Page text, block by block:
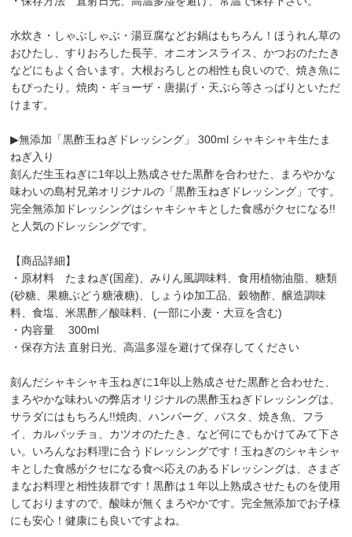
水炊き・しゃぶしゃぶ・湯豆腐などお鍋はもちろん！ほうれん草の
おひたし、すりおろした長芋、オニオンスライス、かつおのたたき
などにもよく合います。大根おろしとの相性も良いので、焼き魚に
もぴったり。焼肉・ギョーザ・唐揚げ・天ぷら等さっぱりといただ
けます。
▶︎無添加「黒酢玉ねぎドレッシング」 300ml シャキシャキ生たま
ねぎ入り
刻んだ生玉ねぎに1年以上熟成させた黒酢を合わせた、まろやかな
味わいの島村兄弟オリジナルの「黒酢玉ねぎドレッシング」です。
完全無添加ドレッシングはシャキシャキとした食感がクセになる!!
と人気のドレッシングです。
【商品詳細】
・原材料 たまねぎ(国産)、みりん風調味料、食用植物油脂、糖類
(砂糖、果糖ぶどう糖液糖)、しょうゆ加工品、穀物酢、醸造調味
料、食塩、米黒酢／酸味料、(一部に小麦・大豆を含む)
・内容量 300ml
・保存方法 直射日光、高温多湿を避けて保存してください
刻んだシャキシャキ玉ねぎに1年以上熟成させた黒酢と合わせた、
まろやかな味わいの弊店オリジナルの黒酢玉ねぎドレッシングは、
サラダにはもちろん!!焼肉、ハンバーグ、パスタ、焼き魚、フラ
イ、カルパッチョ、カツオのたたき、など何にでもかけてみて下さ
い。いろんなお料理に合うドレッシングです！玉ねぎのシャキシャ
キとした食感がクセになる食べ応えのあるドレッシングは、さまざ
まなお料理と相性抜群です！黒酢は１年以上熟成させたものを使用
しておりますので、酸味が無くまろやかです。完全無添加でお子様
にも安心！健康にも良いですよね。